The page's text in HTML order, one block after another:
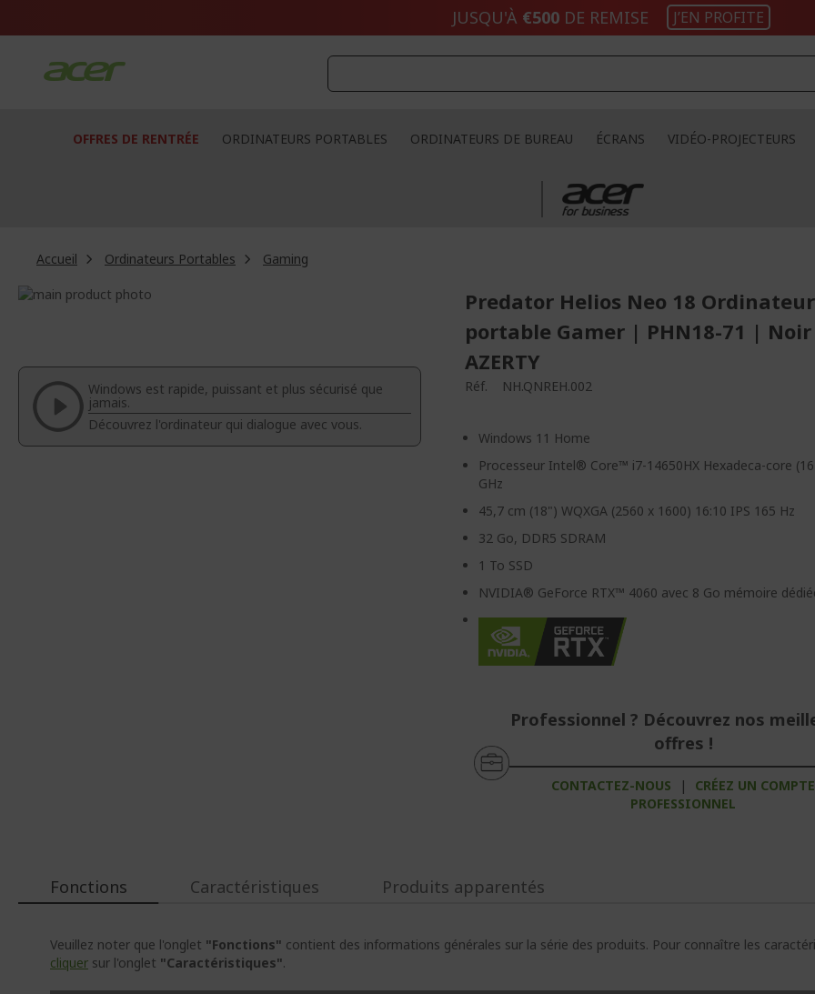
JUSQU'À €500 DE REMISE J’EN PROFITE
OFFRES DE RENTRÉE ORDINATEURS PORTABLES ORDINATEURS DE BUREAU ÉCRANS VIDÉO-PROJECTEURS
Accueil Ordinateurs Portables
Gaming
Passer
de
galerie
d’images
de
Galerie
d’images
Windows est rapide, puissant et plus sécurisé que
jamais.
Découvrez l'ordinateur qui dialogue avec vous.
Predator Helios Neo 18 Ordinateur
portable Gamer | PHN18-71 |
AZERTY
Réf. NH.QNREH.002
Windows 11 Home
Processeur Intel® Core™ i7-14650HX Hexadeca-core
GHz
45,7 cm (18") WQXGA (2560 x 1600) 16:10 IPS 165 Hz
32 Go, DDR5 SDRAM
1 To SSD
NVIDIA® GeForce RTX™ 4060 avec 8 Go mémoire
Professionnel ? Découvrez nos
offres !
CONTACTEZ-NOUS |
CRÉEZ UN COMPTE
PROFESSIONNEL
Fonctions
Veuillez noter que l'onglet "Fonctions" contient des informations générales sur la série des produits. Pour connaître les
cliquer sur l'onglet "Caractéristiques".
Caractéristiques Produits apparentés